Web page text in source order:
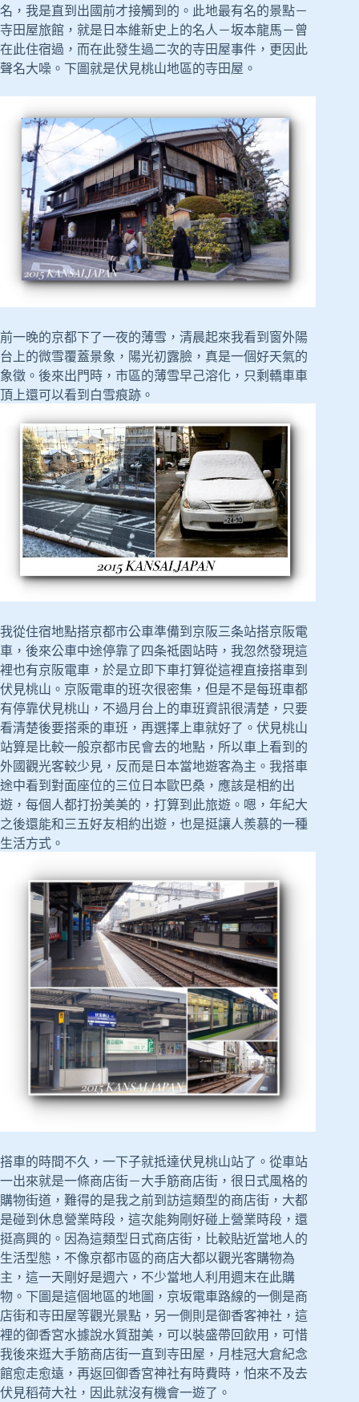
名，我是直到出國前才接觸到的。此地最有名的景點－
寺田屋旅館，就是日本維新史上的名人－坂本龍馬－曾
在此住宿過，而在此發生過二次的寺田屋事件，更因此
聲名大噪。下圖就是伏見桃山地區的寺田屋。
前一晚的京都下了一夜的薄雪，清晨起來我看到窗外陽
台上的微雪覆蓋景象，陽光初露臉，真是一個好天氣的
象徵。後來出門時，市區的薄雪早己溶化，只剩轎車車
頂上還可以看到白雪痕跡。
我從住宿地點搭京都市公車準備到京阪三条站搭京阪電
車，後來公車中途停靠了四条祗園站時，我忽然發現這
裡也有京阪電車，於是立即下車打算從這裡直接搭車到
伏見桃山。京阪電車的班次很密集，但是不是每班車都
有停靠伏見桃山，不過月台上的車班資訊很清楚，只要
看清楚後要搭乘的車班，再選擇上車就好了。伏見桃山
站算是比較一般京都市民會去的地點，所以車上看到的
外國觀光客較少見，反而是日本當地遊客為主。我搭車
途中看到對面座位的三位日本歐巴桑，應該是相約出
遊，每個人都打扮美美的，打算到此旅遊。嗯，年紀大
之後還能和三五好友相約出遊，也是挺讓人羨慕的一種
生活方式。
搭車的時間不久，一下子就抵達伏見桃山站了。從車站
一出來就是一條商店街－大手筋商店街，很日式風格的
購物街道，難得的是我之前到訪這類型的商店街，大都
是碰到休息營業時段，這次能夠剛好碰上營業時段，還
挺高興的。因為這類型日式商店街，比較貼近當地人的
生活型態，不像京都市區的商店大都以觀光客購物為
主，這一天剛好是週六，不少當地人利用週末在此購
物。下圖是這個地區的地圖，京坂電車路線的一側是商
店街和寺田屋等觀光景點，另一側則是御香客神社，這
裡的御香宮水據說水質甜美，可以裝盛帶回飲用，可惜
我後來逛大手筋商店街一直到寺田屋，月桂冠大倉紀念
館愈走愈遠，再返回御香宮神社有時費時，怕來不及去
伏見稻荷大社，因此就沒有機會一遊了。